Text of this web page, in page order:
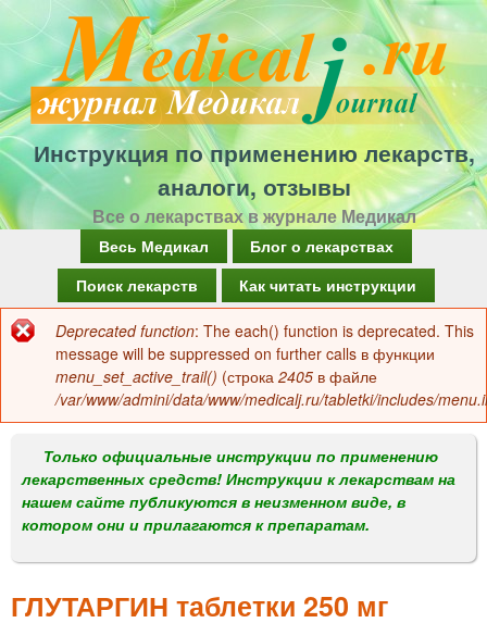
Перейти
к
основному
содержанию
Инструкция по применению лекарств,
аналоги, отзывы
Все о лекарствах в журнале Медикал
а
в
о
м
е
н
Весь Медикал
Блог о лекарствах
Поиск лекарств
Как читать инструкции
Сообщение
об
ошибке
Deprecated function: The each() function is deprecated. This
message will be suppressed on further calls в функции
menu_set_active_trail() (строка 2405 в файле
/var/www/admini/data/www/medicalj.ru/tabletki/includes/
Только официальные инструкции по применению
лекарственных средств! Инструкции к лекарствам на
нашем сайте публикуются в неизменном виде, в
котором они и прилагаются к препаратам.
ГЛУТАРГИН таблетки 250 мг